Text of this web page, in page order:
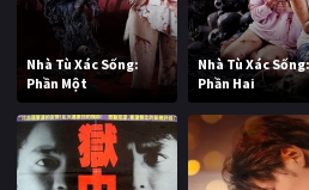
Nhà Tù Xác Sống:
Phần Một
Nhà Tù Xác
Phần Hai